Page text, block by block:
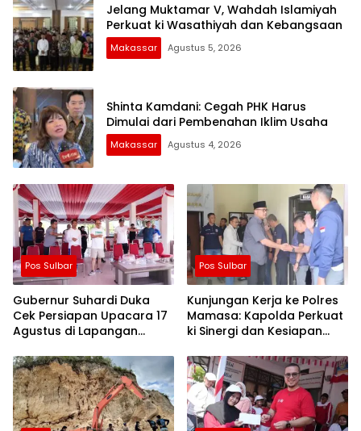
Jelang Muktamar V, Wahdah Islamiyah
Perkuat ki Wasathiyah dan Kebangsaan
Makassar Agustus 5, 2026
Shinta Kamdani: Cegah PHK Harus
Dimulai dari Pembenahan Iklim Usaha
Makassar Agustus 4, 2026
Pos Sulbar
Gubernur Suhardi Duka
Cek Persiapan Upacara 17
Agustus di Lapangan
Persen
Pos Sulbar
Kunjungan Kerja ke Polres
Mamasa: Kapolda Perkuat
ki Sinergi dan Kesiapan
Wilayah